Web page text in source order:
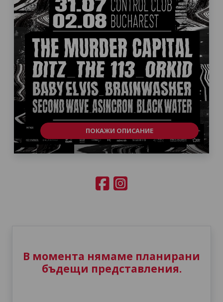
ПОКАЖИ ОПИСАНИЕ
В момента нямаме планирани
бъдещи представления.